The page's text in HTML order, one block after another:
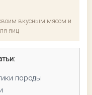
вкусным мясом и
яиц
породы